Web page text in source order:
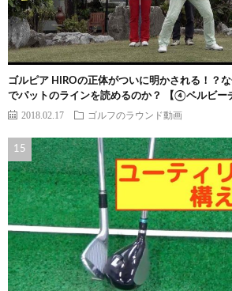
ゴルピア HIROの正体がついに明かされる！？
でパットのラインを読めるのか？ 【④ベルビー
2018.02.17 ゴルフのラウンド動画